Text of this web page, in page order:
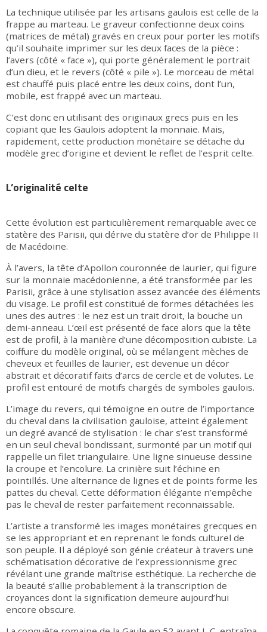
La technique utilisée par les artisans gaulois est celle de la
frappe au marteau. Le graveur confectionne deux coins
(matrices de métal) gravés en creux pour porter les motifs
qu’il souhaite imprimer sur les deux faces de la pièce :
l’avers (côté « face »), qui porte généralement le portrait
d’un dieu, et le revers (côté « pile »). Le morceau de métal
est chauffé puis placé entre les deux coins, dont l’un,
mobile, est frappé avec un marteau.
C’est donc en utilisant des originaux grecs puis en les
copiant que les Gaulois adoptent la monnaie. Mais,
rapidement, cette production monétaire se détache du
modèle grec d’origine et devient le reflet de l’esprit celte.
L’originalité celte
Cette évolution est particulièrement remarquable avec ce
statère des Parisii, qui dérive du statère d’or de Philippe II
de Macédoine.
À l’avers, la tête d’Apollon couronnée de laurier, qui figure
sur la monnaie macédonienne, a été transformée par les
Parisii, grâce à une stylisation assez avancée des éléments
du visage. Le profil est constitué de formes détachées les
unes des autres : le nez est un trait droit, la bouche un
demi-anneau. L’œil est présenté de face alors que la tête
est de profil, à la manière d’une décomposition cubiste. La
coiffure du modèle original, où se mélangent mèches de
cheveux et feuilles de laurier, est devenue un décor
abstrait et décoratif faits d’arcs de cercle et de volutes. Le
profil est entouré de motifs chargés de symboles gaulois.
L’image du revers, qui témoigne en outre de l’importance
du cheval dans la civilisation gauloise, atteint également
un degré avancé de stylisation : le char s’est transformé
en un seul cheval bondissant, surmonté par un motif qui
rappelle un filet triangulaire. Une ligne sinueuse dessine
la croupe et l’encolure. La crinière suit l’échine en
pointillés. Une alternance de lignes et de points forme les
pattes du cheval. Cette déformation élégante n’empêche
pas le cheval de rester parfaitement reconnaissable.
L’artiste a transformé les images monétaires grecques en
se les appropriant et en reprenant le fonds culturel de
son peuple. Il a déployé son génie créateur à travers une
schématisation décorative de l’expressionnisme grec
révélant une grande maîtrise esthétique. La recherche de
la beauté s’allie probablement à la transcription de
croyances dont la signification demeure aujourd’hui
encore obscure.